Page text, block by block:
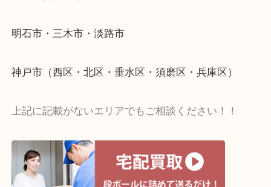
☆出張買取エリア☆